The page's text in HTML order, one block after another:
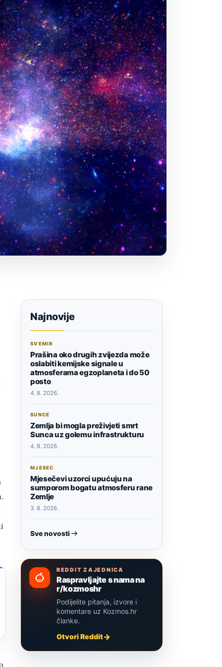
Najnovije
SVEMIR
Prašina oko drugih zvijezda može
oslabiti kemijske signale u
atmosferama egzoplaneta i do 50
posto
4. 8. 2026.
SUNCE
Zemlja bi mogla preživjeti smrt
Sunca uz golemu infrastrukturu
4. 8. 2026.
MJESEC
Mjesečevi uzorci upućuju na
sumporom bogatu atmosferu rane
Zemlje
3. 8. 2026.
Sve novosti
REDDIT ZAJEDNICA
Raspravljajte s nama na
r/kozmoshr
Podijelite pitanja, izvore i
komentare uz Kozmos.hr
članke.
Otvori Reddit